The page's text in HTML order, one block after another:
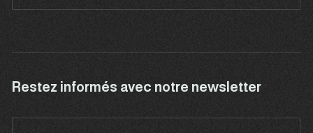
Restez informés avec notre newsletter